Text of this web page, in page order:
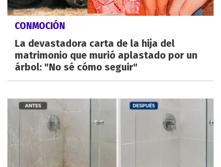
CONMOCIÓN
La devastadora carta de la hija del
matrimonio que murió aplastado por un
árbol: "No sé cómo seguir"